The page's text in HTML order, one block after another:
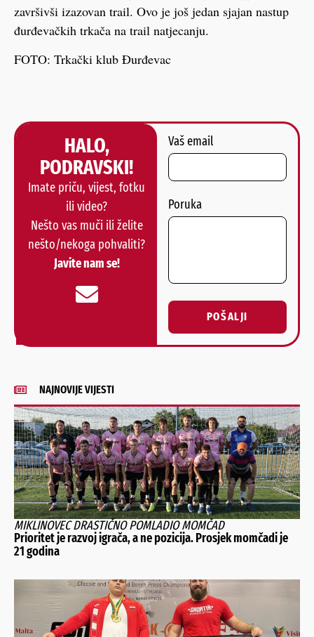
završivši izazovan trail. Ovo je još jedan sjajan nastup
đurđevačkih trkača na trail natjecanju.
FOTO: Trkački klub Đurđevac
HALO,
PODRAVSKI!
Imate priču, vijest, fotku
ili video?
Nešto vas muči ili želite
nešto/nekoga pohvaliti?
Javite nam se!
Vaš email
Poruka
POŠALJI
Alternative:
NAJNOVIJE VIJESTI
MIKLINOVEC DRASTIČNO POMLADIO MOMČAD
Prioritet je razvoj igrača, a ne pozicija. Prosjek momčadi je
21 godina